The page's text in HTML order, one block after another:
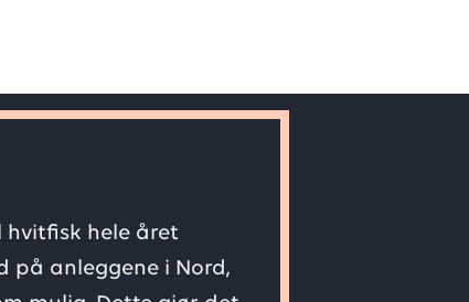
hele året
på anleggene i Nord,